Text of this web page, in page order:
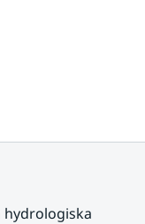
hydrologiska